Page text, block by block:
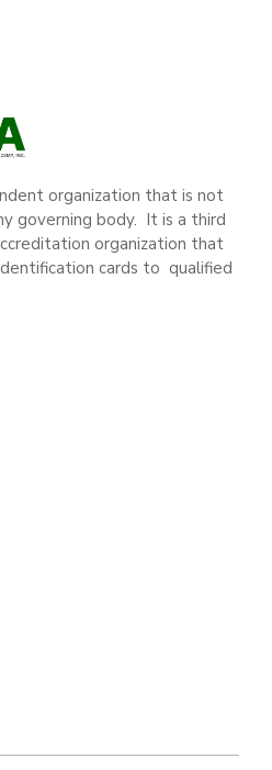
organization that is not
governing body. It is a third
organization that
cards to qualified